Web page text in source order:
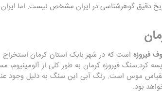
دقیق گوهرشناسی در ایران مشخص نیست. اما ایران
فیروزهاست که در شهر بابک استان کرمان استخراج
کرد.سنگ فیروزه کرمان به طور کلی از
سنگ بین 5.5 تا 6 در مقیاس موس است. رنگ آبی این سنگ
بود.